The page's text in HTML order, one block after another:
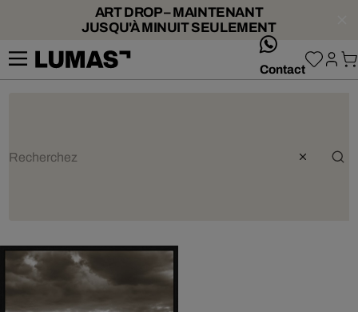
ART DROP – MAINTENANT
JUSQU'À MINUIT SEULEMENT
Contact